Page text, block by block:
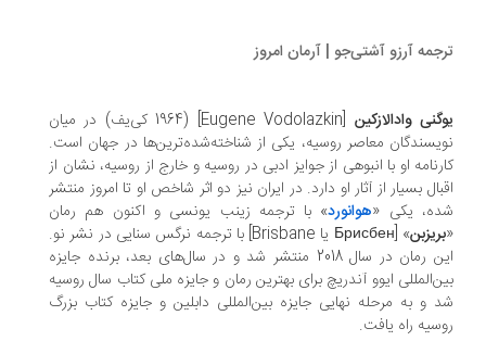
آرزو آشتی‌جو | آرمان امروز
وادالازکین
[Eugene Vodolazkin] (1964 کی‌یف) در میان
معاصر روسیه، یکی از شناخته‌شده‌ترین‌ها در جهان است.
او با انبوهی از جوایز ادبی در روسیه و خارج از روسیه، نشان از
بسیار از آثار او دارد. در ایران نیز دو اثر شاخص او تا امروز منتشر
یکی « هوانورد» با ترجمه زینب یونسی و اکنون هم رمان
» [Брисбен یا Brisbane] با ترجمه نرگس سنایی در نشر نو.
این رمان در سال 2018 منتشر شد و در سال‌های بعد، برنده جایزه
ایوو آندریچ برای بهترین رمان و جایزه ملی کتاب سال روسیه
و به مرحله نهایی جایزه بین‌المللی دابلین و جایزه کتاب بزرگ
راه یافت.